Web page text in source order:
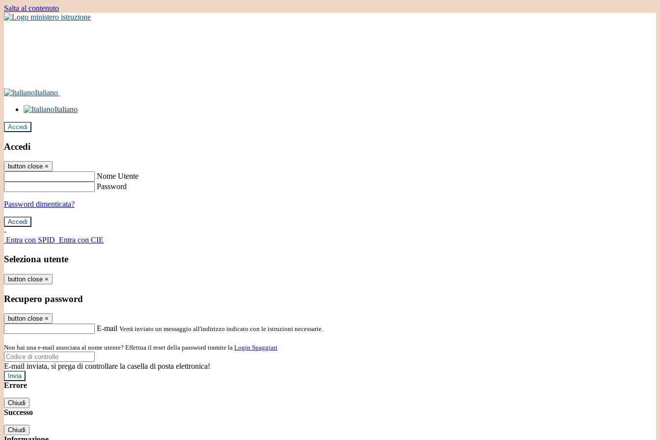
Salta al contenuto
Italiano
Italiano
Accedi
Accedi
button close ×
Nome Utente
Password
Password dimenticata?
-
Entra con SPID Entra con CIE
Seleziona utente
button close ×
Recupero password
button close ×
E-mail Verrà inviato un messaggio all'indirizzo indicato con le istruzioni necessarie.
Non hai una e-mail associata al nome utente? Effettua il reset della password tramite la Login Spaggiari
E-mail inviata, si prega di controllare la casella di posta elettronica!
Errore
Chiudi
Successo
Chiudi